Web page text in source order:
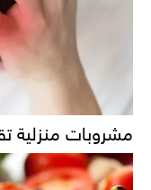
مشروبات منزلية